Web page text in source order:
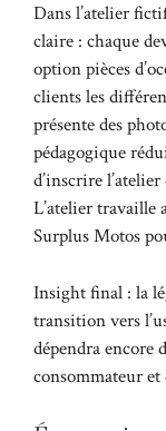
Dans l’atelier
claire : chaque
option pièces
clients les
présente des
pédagogique
d’inscrire
L’atelier travaille
Surplus Motos
Insight final : la
transition vers
dépendra encore
consommateur